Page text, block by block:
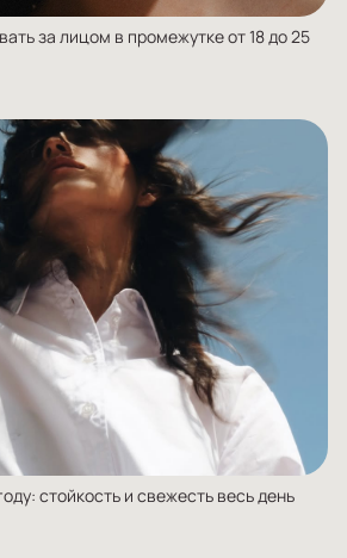
за лицом в промежутке от 18 до 25
стойкость и свежесть весь день